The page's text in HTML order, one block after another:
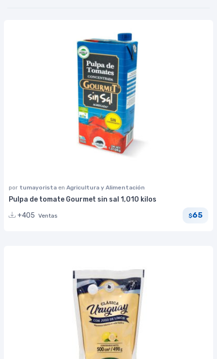
por tumayorista en Agricultura y Alimentación
Pulpa de tomate Gourmet sin sal 1,010 kilos
+405 Ventas $65